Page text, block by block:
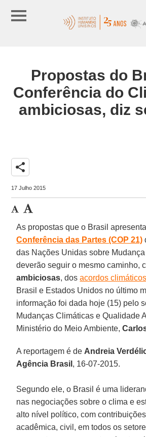
Propostas do
Conferência do
ambiciosas, diz
share
17 Julho 2015
As propostas que o Brasil
Conferência das Partes (COP 21)
das Nações Unidas sobre
deverão seguir o mesmo caminho,
ambiciosas, dosacordos
Brasil e Estados Unidos no último
informação foi dada hoje (15) pelo
Mudanças Climáticas e Qualidade
Ministério do Meio Ambiente,
A reportagem é de Andreia
Agência Brasil , 16-07-2015.
Segundo ele, o Brasil é uma
nas negociações sobre o clima e
alto nível político, com
acadêmica, civil, em todos os